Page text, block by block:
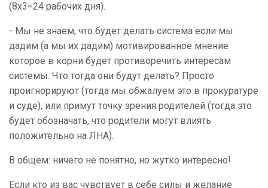
(8х3=24 рабочих дня).
- Мы не знаем, что будет делать система если мы
дадим (а мы их дадим) мотивированное мнение
которое в корни будет противоречить интересам
системы. Что тогда они будут делать? Просто
проигнорируют (тогда мы обжалуем это в прокуратуре
и суде), или примут точку зрения родителей (тогда это
будет обозначать, что родители могут влиять
положительно на ЛНА).
В общем: ничего не понятно, но жутко интересно!
Если кто из вас чувствует в себе силы и желание